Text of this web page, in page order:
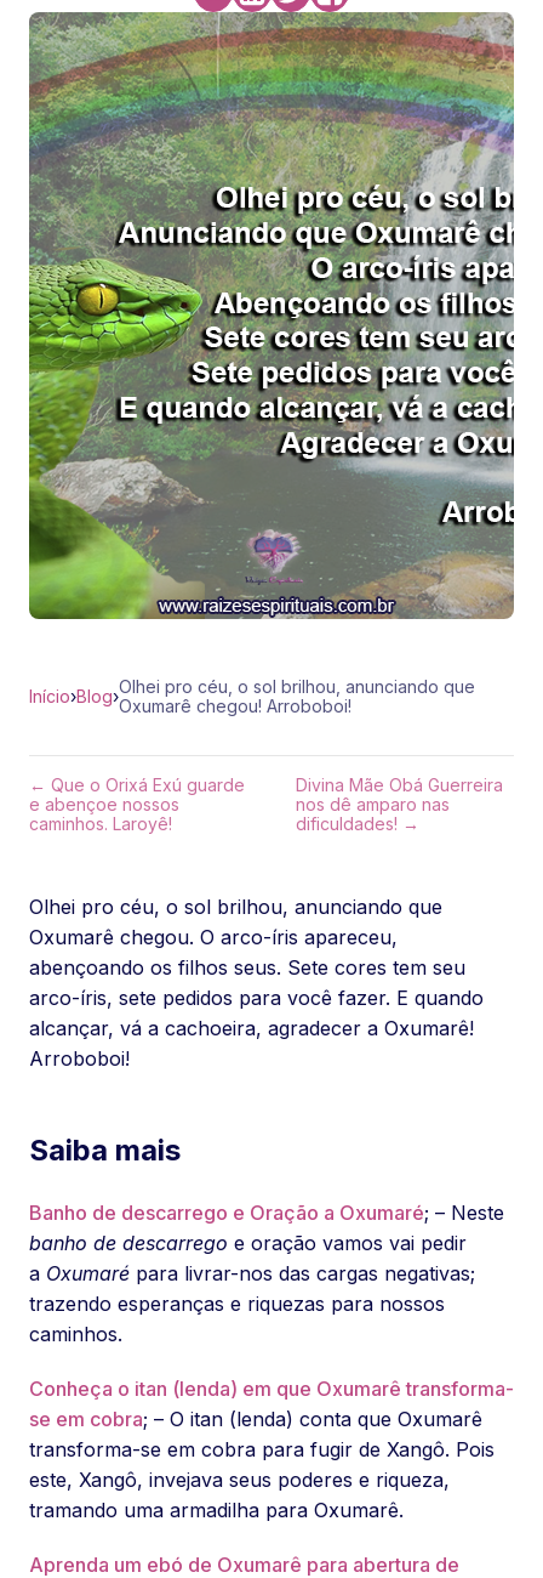
Início›Blog›Olhei pro céu, o sol brilhou, anunciando que
Oxumarê chegou! Arroboboi!
← Que o Orixá Exú guarde
e abençoe nossos
caminhos. Laroyê!
Divina Mãe Obá Guerreira
nos dê amparo nas
dificuldades! →
Olhei pro céu, o sol brilhou, anunciando que
Oxumarê chegou. O arco-íris apareceu,
abençoando os filhos seus. Sete cores tem seu
arco-íris, sete pedidos para você fazer. E quando
alcançar, vá a cachoeira, agradecer a Oxumarê!
Arroboboi!
Saiba mais
Banho de descarrego e Oração a Oxumaré; – Neste
banho de descarrego e oração vamos vai pedir
a Oxumaré para livrar-nos das cargas negativas;
trazendo esperanças e riquezas para nossos
caminhos.
Conheça o itan (lenda) em que Oxumarê transforma-
se em cobra; – O itan (lenda) conta que Oxumarê
transforma-se em cobra para fugir de Xangô. Pois
este, Xangô, invejava seus poderes e riqueza,
tramando uma armadilha para Oxumarê.
Aprenda um ebó de Oxumarê para abertura de